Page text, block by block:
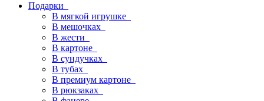
Подарки
В мягкой игрушке
В мешочках
В жести
В картоне
В сундучках
В тубах
В премиум картоне
В рюкзаках